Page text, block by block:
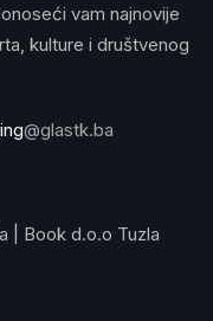
vam najnovije
kulture i društvenog
@glastk.ba
| Book d.o.o Tuzla